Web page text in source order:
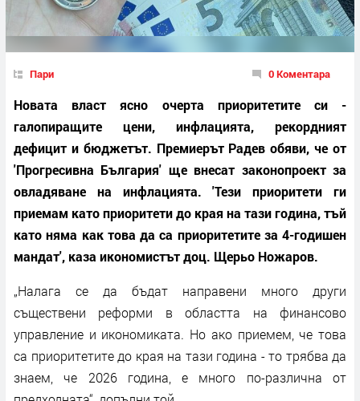
Пари 0 Коментара
Новата власт ясно очерта приоритетите си -
галопиращите цени, инфлацията, рекордният
дефицит и бюджетът. Премиерът Радев обяви, че от
'Прогресивна България' ще внесат законопроект за
овладяване на инфлацията. 'Тези приоритети ги
приемам като приоритети до края на тази година, тъй
като няма как това да са приоритетите за 4-годишен
мандат', каза икономистът доц. Щерьо Ножаров.
„Налага се да бъдат направени много други
съществени реформи в областта на финансово
управление и икономиката. Но ако приемем, че това
са приоритетите до края на тази година - то трябва да
знаем, че 2026 година, е много по-различна от